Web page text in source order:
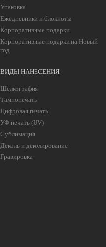
Упаковка
Ежедневники и блокноты
Корпоративные подарки
Корпоративные подарки на Новый
год
ВИДЫ НАНЕСЕНИЯ
Шелкография
Тампопечать
Цифровая печать
УФ печать (UV)
Сублимация
Деколь и деколирование
Гравировка